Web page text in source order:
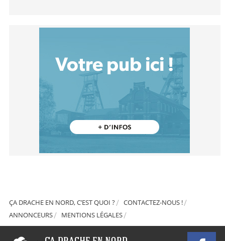
ÇA DRACHE EN NORD, C’EST QUOI ?
CONTACTEZ-NOUS !
ANNONCEURS
MENTIONS LÉGALES